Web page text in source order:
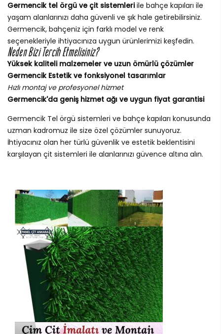
Germencik tel örgü ve çit sistemleriile bahçe kapıları ile
yaşam alanlarınızı daha güvenli ve şık hale getirebilirsiniz.
Germencik, bahçeniz için farklı model ve renk
seçenekleriyle ihtiyacınıza uygun ürünlerimizi keşfedin.
Neden Bizi Tercih Etmelisiniz?
Yüksek kaliteli malzemeler ve uzun ömürlü çözümler
Germencik Estetik ve fonksiyonel tasarımlar
Hızlı montaj ve profesyonel hizmet
Germencik'da geniş hizmet ağı ve uygun fiyat garantisi
Germencik Tel örgü sistemleri ve bahçe kapıları konusunda
uzman kadromuz ile size özel çözümler sunuyoruz.
İhtiyacınız olan her türlü güvenlik ve estetik beklentisini
karşılayan çit sistemleri ile alanlarınızı güvence altına alın.